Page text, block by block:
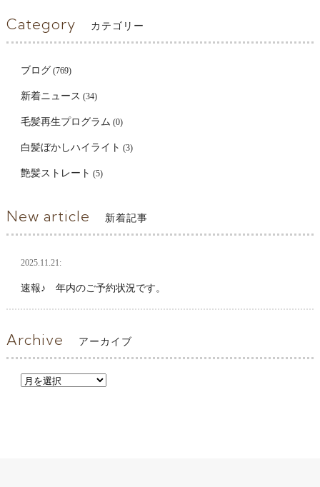
Category カテゴリー
ブログ (769)
新着ニュース (34)
毛髪再生プログラム (0)
白髪ぼかしハイライト (3)
艶髪ストレート (5)
New article 新着記事
2025.11.21:
速報♪ 年内のご予約状況です。
Archive アーカイブ